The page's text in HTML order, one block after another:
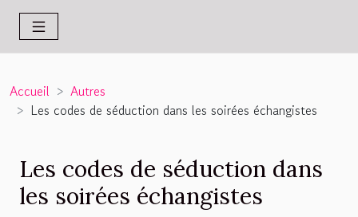
Accueil
Autres
Les codes de séduction dans les soirées échangistes
Les codes de séduction dans
les soirées échangistes